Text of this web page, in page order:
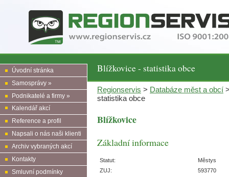
Blížkovice - statistika obce
Úvodní stránka
Samosprávy »
Podnikatelé a firmy »
Kalendář akcí
Reference a profil
Napsali o nás naši klienti
Archiv vybraných akcí
Kontakty
Smluvní podmínky
Regionservis > Databáze měst a obcí
statistika obce
Blížkovice
Základní informace
Statut:
Městys
ZUJ:
593770